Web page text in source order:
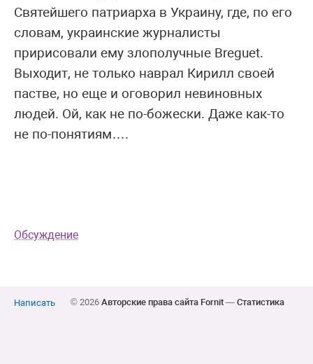
Святейшего патриарха в Украину, где, по его
словам, украинские журналисты
пририсовали ему злополучные Breguet.
Выходит, не только наврал Кирилл своей
пастве, но еще и оговорил невиновных
людей. Ой, как не по-божески. Даже как-то
не по-понятиям….
Обсуждение
Написать © 2026 Авторские права сайта Fornit— Статистика